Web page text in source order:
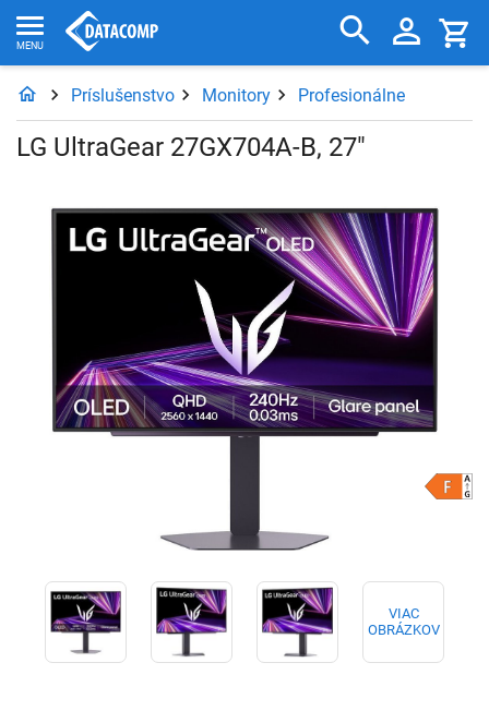
Príslušenstvo Monitory Profesionálne
LG UltraGear 27GX704A-B, 27"
VIAC
OBRÁZKOV